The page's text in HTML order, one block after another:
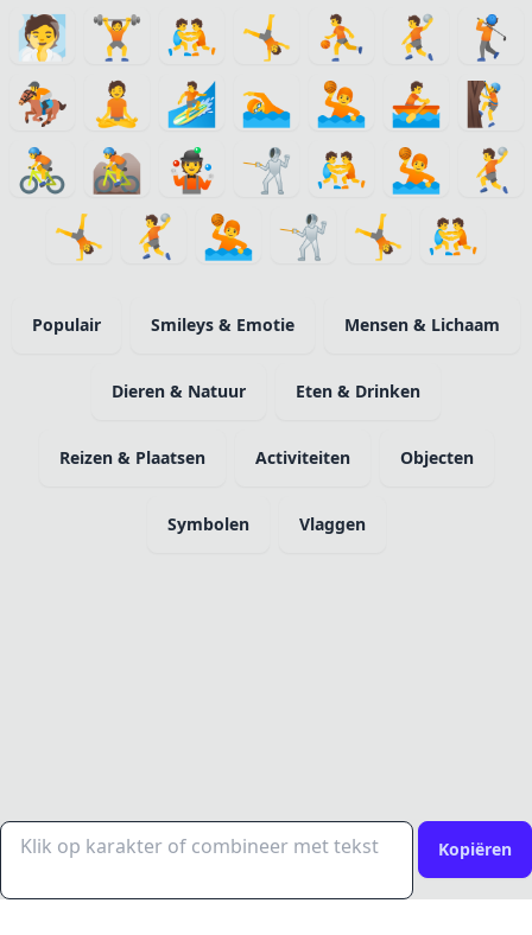
🧖 🏋️ 🤼 🤸 ⛹️ 🤾
🏌️
🏇 🧘 🏄 🏊 🤽 🚣 🧗
🚴 🚵 🤹 🤺 🤼 🤽
🤾
🤸
🤾 🤽 🤺 🤸 🤼
Populair Smileys & Emotie Mensen & Lichaam
Dieren & Natuur Eten & Drinken
Reizen & Plaatsen Activiteiten Objecten
Symbolen Vlaggen
Kopiëren